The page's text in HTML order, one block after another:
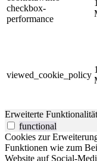
checkbox-
performance
viewed_cookie_policy
Erweiterte Funktionalität
functional
Cookies zur
Funktionen wie zum
Website auf Social-